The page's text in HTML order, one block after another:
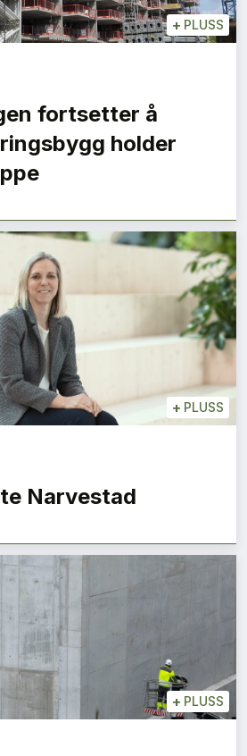
+ PLUSS
fortsetter å
holder
+ PLUSS
Narvestad
+ PLUSS